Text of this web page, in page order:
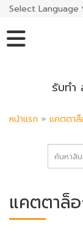
Select Language
รับทำ
หน้าแรก » แคตตา
แคตตาล็